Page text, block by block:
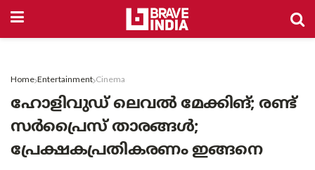
Home Entertainment Cinema
ഹോളിവുഡ് ലെവൽ മേക്കിങ്; രണ്ട്
സർപ്രൈസ് താരങ്ങൾ;
പ്രേക്ഷകപ്രതികരണം ഇങ്ങനെ